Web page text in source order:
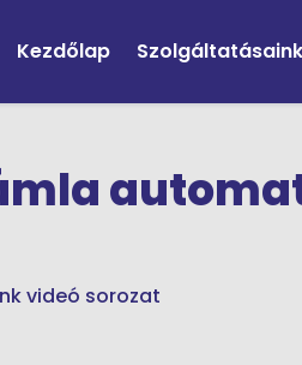
Kezdőlap Szolgáltatásaink
videó sorozat